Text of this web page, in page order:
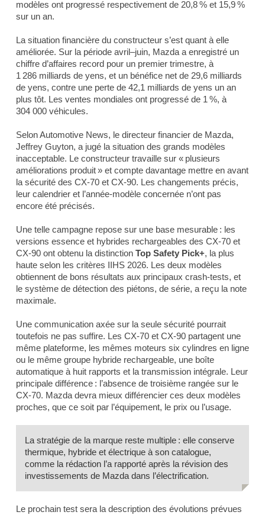
modèles ont progressé respectivement de 20,8 % et 15,9 %
sur un an.
La situation financière du constructeur s’est quant à elle
améliorée. Sur la période avril–juin, Mazda a enregistré un
chiffre d’affaires record pour un premier trimestre, à
1 286 milliards de yens, et un bénéfice net de 29,6 milliards
de yens, contre une perte de 42,1 milliards de yens un an
plus tôt. Les ventes mondiales ont progressé de 1 %, à
304 000 véhicules.
SelonAutomotive News, le directeur financier de Mazda,
Jeffrey Guyton, a jugé la situation des grands modèles
inacceptable. Le constructeur travaille sur « plusieurs
améliorations produit » et compte davantage mettre en avant
la sécurité des CX-70 et CX-90. Les changements précis,
leur calendrier et l’année-modèle concernée n’ont pas
encore été précisés.
Une telle campagne repose sur une base mesurable : les
versions essence et hybrides rechargeables des CX-70 et
CX-90 ont obtenu la distinction Top Safety Pick+, la plus
haute selon les critères IIHS 2026. Les deux modèles
obtiennent de bons résultats aux principaux crash-tests, et
le système de détection des piétons, de série, a reçu la note
maximale.
Une communication axée sur la seule sécurité pourrait
toutefois ne pas suffire. Les CX-70 et CX-90 partagent une
même plateforme, les mêmes moteurs six cylindres en ligne
ou le même groupe hybride rechargeable, une boîte
automatique à huit rapports et la transmission intégrale. Leur
principale différence : l’absence de troisième rangée sur le
CX-70. Mazda devra mieux différencier ces deux modèles
proches, que ce soit par l’équipement, le prix ou l’usage.
La stratégie de la marque reste multiple : elle conserve
thermique, hybride et électrique à son catalogue,
comme la rédaction l’a rapporté après la révision des
investissements de Mazda dans l’électrification.
Le prochain test sera la description des évolutions prévues